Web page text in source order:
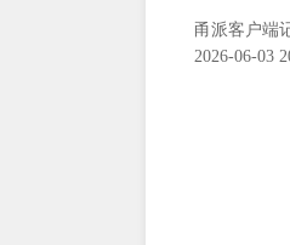
甬派客户端
2026-06-03